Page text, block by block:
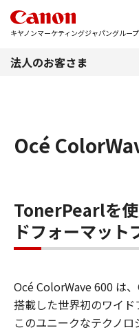
キヤノンマーケティングジャパングループ
法人のお客さま
Océ
TonerPearlを
ドフォーマット
Océ ColorWave 600 は
搭載した世界初のワイド
このユニークなテクノ